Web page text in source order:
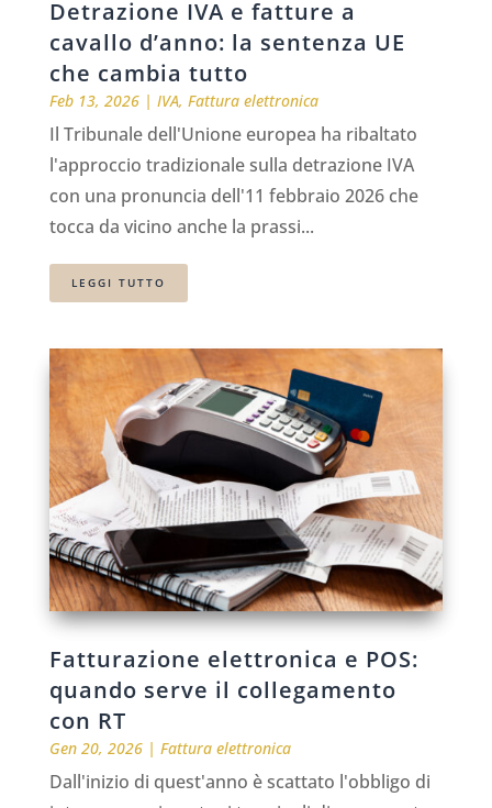
Detrazione IVA e fatture a
cavallo d’anno: la sentenza UE
che cambia tutto
Feb 13, 2026| IVA, Fattura elettronica
Il Tribunale dell'Unione europea ha ribaltato
l'approccio tradizionale sulla detrazione IVA
con una pronuncia dell'11 febbraio 2026 che
tocca da vicino anche la prassi...
LEGGI TUTTO
Fatturazione elettronica e POS:
quando serve il collegamento
con RT
Gen 20, 2026| Fattura elettronica
Dall'inizio di quest'anno è scattato l'obbligo di